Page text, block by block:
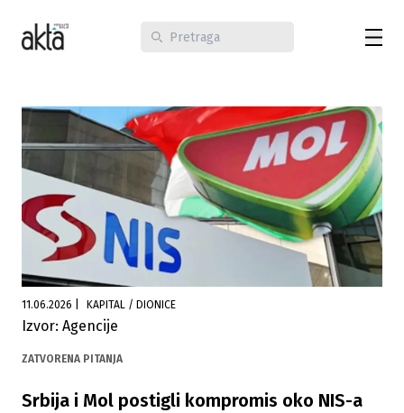
11.06.2026 KAPITAL / DIONICE
Izvor: Agencije
ZATVORENA PITANJA
Srbija i Mol postigli kompromis oko NIS-a